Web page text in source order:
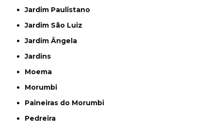
Jardim Paulistano
Jardim São Luiz
Jardim Ângela
Jardins
Moema
Morumbi
Paineiras do Morumbi
Pedreira